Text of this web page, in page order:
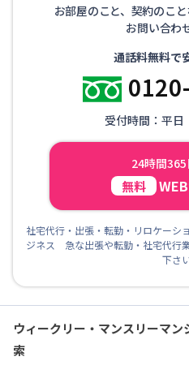
お部屋のこと、契約のこ
お問い合わ
通話料無料で
受付時間：平
24時間
無料
社宅代行・出張・転勤・リロケーシ
ジネス 急な出張や転勤・社宅代行
下さい
ウィークリー・マンスリーマ
索